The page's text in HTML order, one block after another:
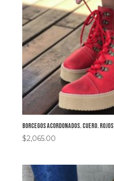
Borcegos acordonados. Cuero. Rojos
$2,065.00